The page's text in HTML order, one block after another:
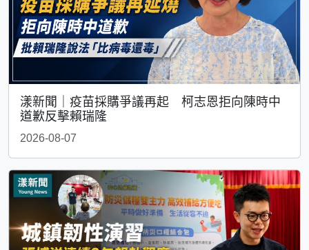
漾新聞｜疫苗採購爭議再起 柯志恩拒向陳時中
道歉反擊賴瑞隆
2026-08-07